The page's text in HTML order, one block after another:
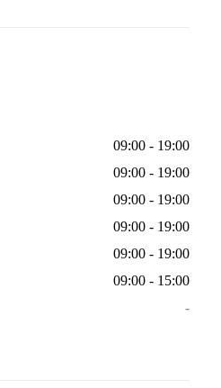
09:00 - 19:00
09:00 - 19:00
09:00 - 19:00
09:00 - 19:00
09:00 - 19:00
09:00 - 15:00
-